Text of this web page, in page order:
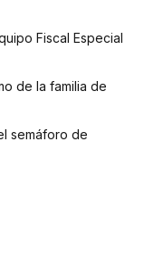
Fiscal Especial
de la familia de
semáforo de